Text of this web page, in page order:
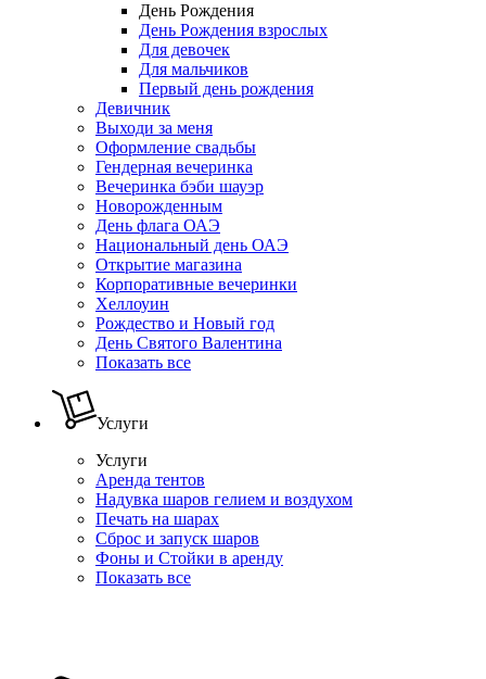
День Рождения
День Рождения взрослых
Для девочек
Для мальчиков
Первый день рождения
Девичник
Выходи за меня
Оформление свадьбы
Гендерная вечеринка
Вечеринка бэби шауэр
Новорожденным
День флага ОАЭ
Национальный день ОАЭ
Открытие магазина
Корпоративные вечеринки
Хеллоуин
Рождество и Новый год
День Святого Валентина
Показать все
Услуги
Услуги
Аренда тентов
Надувка шаров гелием и воздухом
Печать на шарах
Сброс и запуск шаров
Фоны и Стойки в аренду
Показать все